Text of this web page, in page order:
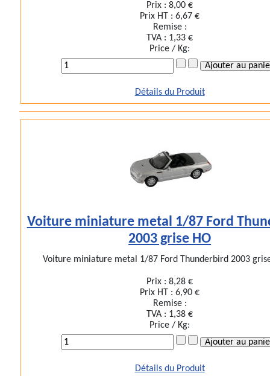
Prix :8,00 €
Prix HT :6,67 €
Remise :
TVA : 1,33 €
Price / Kg:
Détails du Produit
Voiture miniature metal 1/87 Ford
2003 grise HO
Voiture miniature metal 1/87 Ford Thunderbird 2003
Prix :8,28 €
Prix HT :6,90 €
Remise :
TVA : 1,38 €
Price / Kg:
Détails du Produit